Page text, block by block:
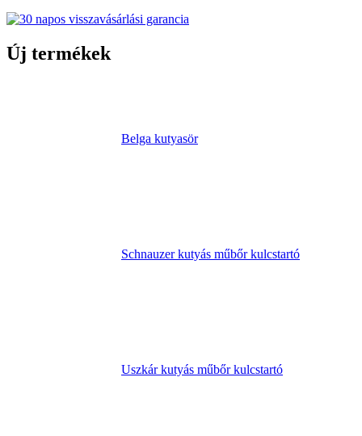
Új termékek
Belga kutyasör
Schnauzer kutyás műbőr kulcstartó
Uszkár kutyás műbőr kulcstartó